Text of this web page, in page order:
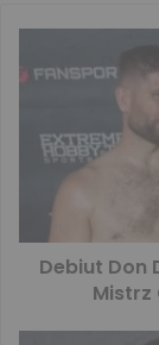
Debiut Don
Mistrz